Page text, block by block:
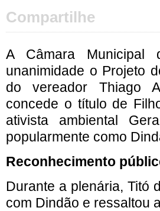
Compartilhe
A Câmara Municipal
unanimidade o Projeto
do vereador Thiago
concede o título de
ativista ambiental
popularmente como
Reconhecimento
Durante a plenária, Titó
com Dindão e ressaltou